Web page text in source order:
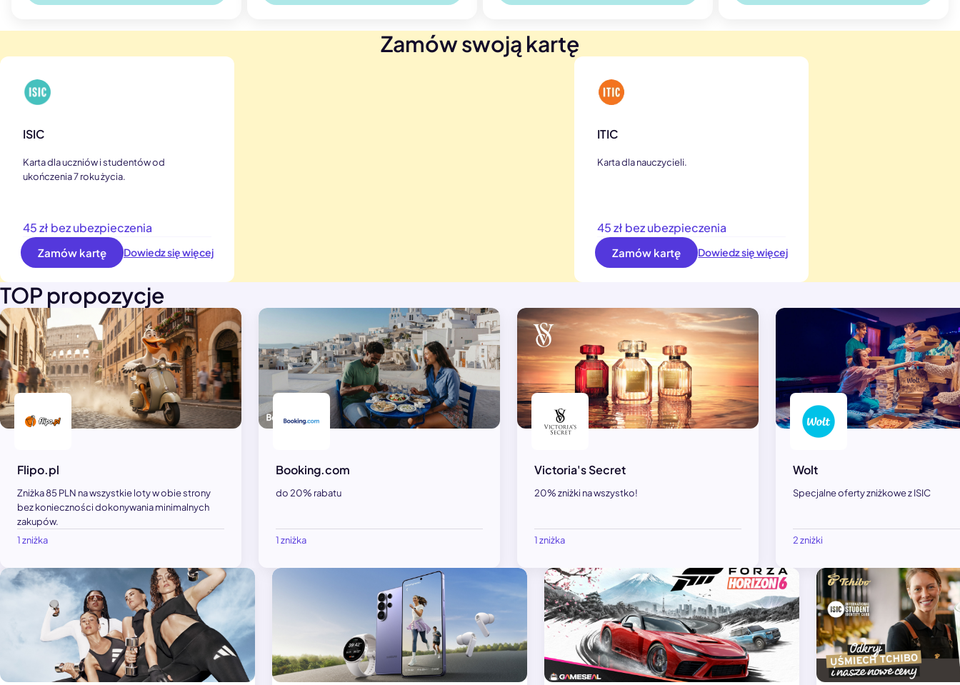
Zamów swoją kartę
ISIC
Karta dla uczniów i studentów od
ukończenia 7 roku życia.
45 zł bez ubezpieczenia
Zamów kartę Dowiedz się więcej
ITIC
Karta dla nauczycieli.
45 zł bez ubezpieczenia
Zamów kartę Dowiedz się więcej
TOP propozycje
Flipo.pl
Zniżka 85 PLN na wszystkie loty w obie strony
bez konieczności dokonywania minimalnych
zakupów.
1 zniżka
Booking.com
do 20% rabatu
1 zniżka
Victoria's Secret
20% zniżki na wszystko!
1 zniżka
Wolt
Specjalne oferty zniżkowe z ISIC
2 zniżki